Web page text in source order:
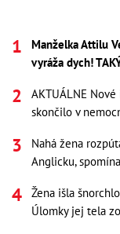
Manželka Attilu
vyráža dych!
AKTUÁLNE
skončilo v
Nahá žena
Anglicku,
Žena išla
Úlomky jej tela